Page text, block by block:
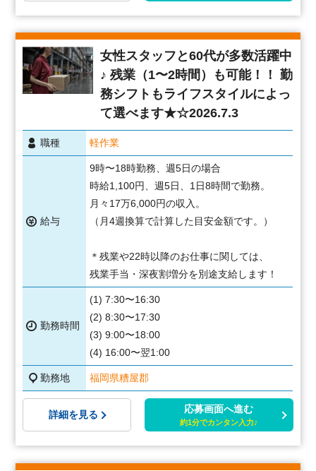
女性スタッフと60代が多数活躍中
♪ 残業（1〜2時間）も可能！！ 勤
務シフトもライフスタイルによっ
て選べます★☆2026.7.3
職種 軽作業
給与
9時〜18時勤務、週5日の場合
時給1,100円、週5日、1日8時間で勤務。
月々17万6,000円の収入。
（月4週換算で計算した目安金額です。）
＊残業や22時以降のお仕事に関しては、
残業手当・深夜割増分を別途支給します！
勤務時間
(1) 7:30〜16:30
(2) 8:30〜17:30
(3) 9:00〜18:00
(4) 16:00〜翌1:00
勤務地 福岡県糟屋郡
詳細を見る 応募画面へ進む
約1分でカンタン入力♪